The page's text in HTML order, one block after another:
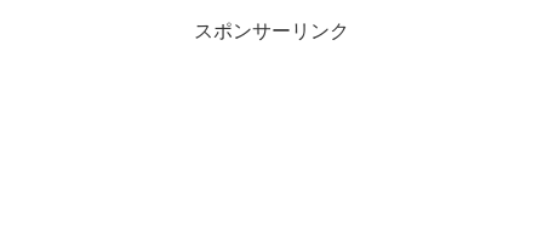
スポンサーリンク